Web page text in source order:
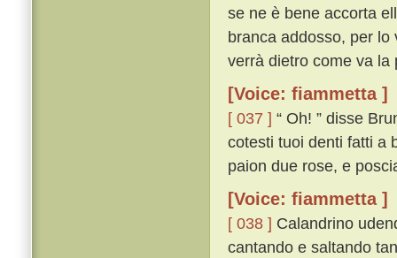
se ne è bene accorta
branca addosso, per
verrà dietro come va la
[Voice: fiammetta ]
[ 037 ] “ Oh! ” disse
cotesti tuoi denti fatti a
paion due rose, e
[Voice: fiammetta ]
[ 038 ] Calandrino
cantando e saltando